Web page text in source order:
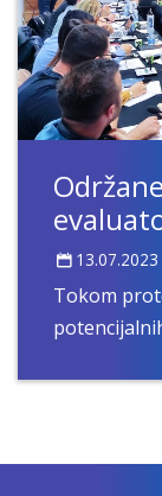
13.07.2023
Tokom